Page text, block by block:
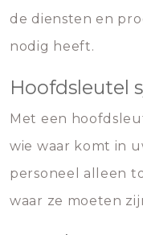
de diensten en
nodig heeft.
Hoofdsleutel
Met een
wie waar komt in
personeel alleen
waar ze moeten